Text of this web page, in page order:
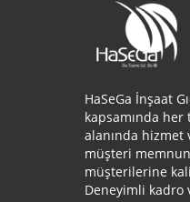
HaSeGa İnşaat
kapsamında
alanında hizmet
müşteri
müşterilerine
Deneyimli kadro